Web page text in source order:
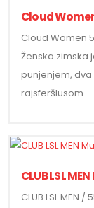
Cloud
Cloud Women
Ženska zimska
punjenjem,
rajsferšlusom
CLUB LSL
CLUB LSL MEN /